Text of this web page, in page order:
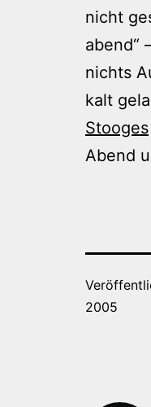
nicht
abend“
nichts
kalt
Stooges
Abend
2005